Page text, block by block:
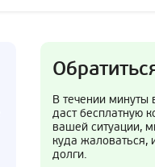
В течении минуты
даст бесплатную
вашей ситуации,
куда жаловаться,
долги.